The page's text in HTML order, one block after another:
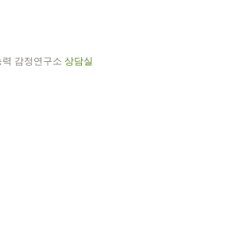
감정연구소 상담실